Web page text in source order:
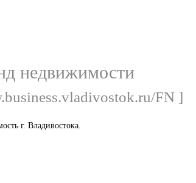
недвижимости
FN ]
г. Владивостока.